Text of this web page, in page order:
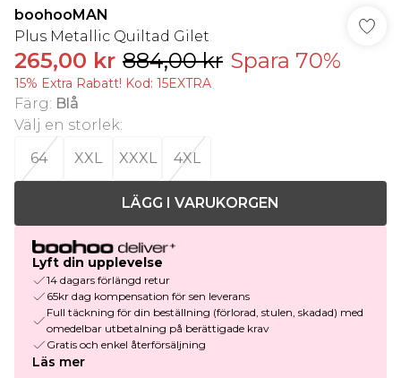
boohooMAN
Plus Metallic Quiltad Gilet
265,00 kr 884,00 kr Spara 70%
15% Extra Rabatt! Kod: 15EXTRA
Färg: Blå
Välj en storlek:
64
XXL XXXL 4XL
LÄGG I VARUKORGEN
Lyft din upplevelse
14 dagars förlängd retur
65kr dag kompensation för sen leverans
Full täckning för din beställning (förlorad, stulen, skadad) med
omedelbar utbetalning på berättigade krav
Gratis och enkel återförsäljning
Läs mer